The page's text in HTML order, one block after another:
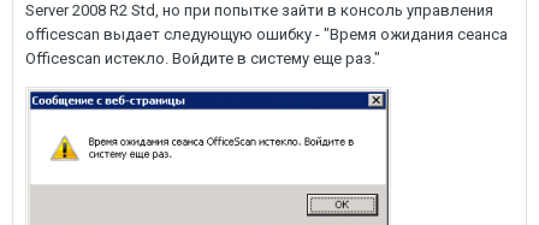
Server 2008 R2 Std, но при попытке зайти в консоль управления
officescan выдает следующую ошибку - "Время ожидания сеанса
Officescan истекло. Войдите в систему еще раз."